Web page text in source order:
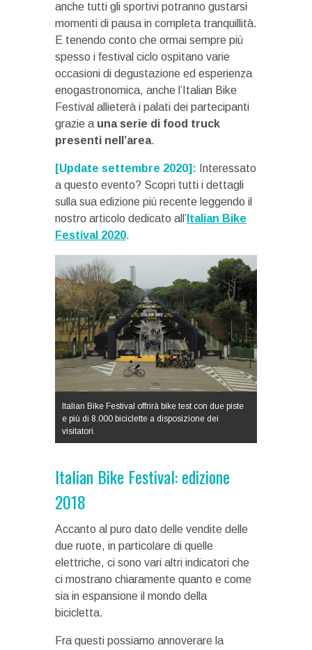
anche tutti gli sportivi potranno gustarsi
momenti di pausa in completa tranquillità.
E tenendo conto che ormai sempre più
spesso i festival ciclo ospitano varie
occasioni di degustazione ed esperienza
enogastronomica, anche l’Italian Bike
Festival allieterà i palati dei partecipanti
grazie a una serie di food truck
presenti nell’area.
[Update settembre 2020]: Interessato
a questo evento? Scopri tutti i dettagli
sulla sua edizione più recente leggendo il
nostro articolo dedicato all’ Italian Bike
Festival 2020.
Italian Bike Festival offrirà bike test con due piste
e più di 8.000 biciclette a disposizione dei
visitatori.
Italian Bike Festival: edizione
2018
Accanto al puro dato delle vendite delle
due ruote, in particolare di quelle
elettriche, ci sono vari altri indicatori che
ci mostrano chiaramente quanto e come
sia in espansione il mondo della
bicicletta.
Fra questi possiamo annoverare la